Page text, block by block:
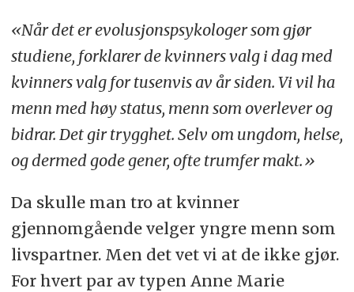
«Når det er evolusjonspsykologer som gjør
studiene, forklarer de kvinners valg i dag med
kvinners valg for tusenvis av år siden. Vi vil ha
menn med høy status, menn som overlever og
bidrar. Det gir trygghet. Selv om ungdom, helse,
og dermed gode gener, ofte trumfer makt.»
Da skulle man tro at kvinner
gjennomgående velger yngre menn som
livspartner. Men det vet vi at de ikke gjør.
For hvert par av typen Anne Marie